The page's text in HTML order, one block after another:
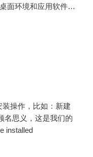
面环境和应用软件方
名思义，这是我们的
execute installed